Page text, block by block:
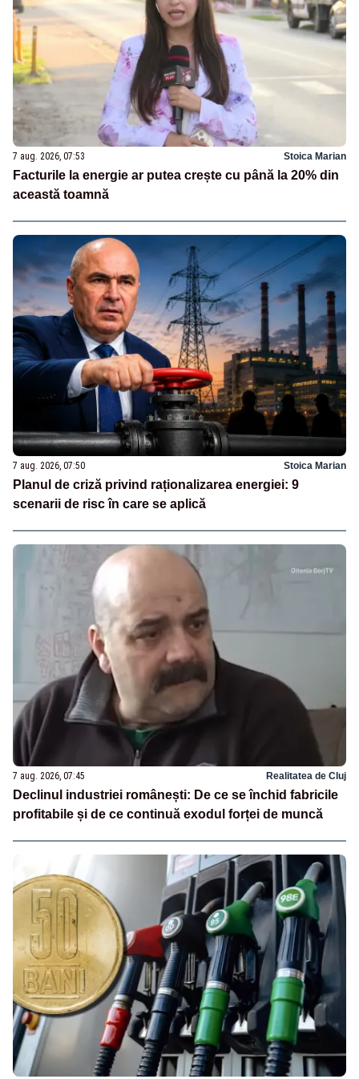
7 aug. 2026, 07:53 Stoica Marian
Facturile la energie ar putea crește cu până la 20% din
această toamnă
7 aug. 2026, 07:50 Stoica Marian
Planul de criză privind raționalizarea energiei: 9
scenarii de risc în care se aplică
7 aug. 2026, 07:45 Realitatea de Cluj
Declinul industriei românești: De ce se închid fabricile
profitabile și de ce continuă exodul forței de muncă